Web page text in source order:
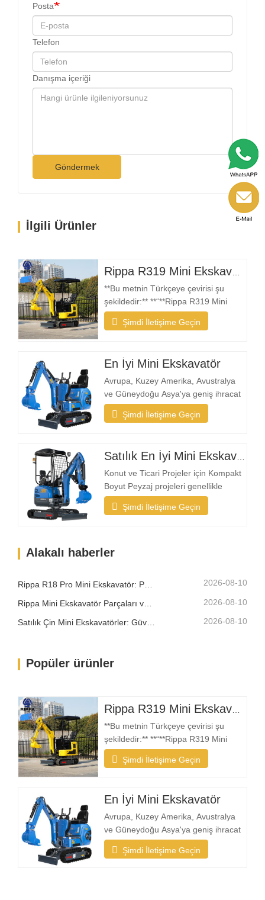
Posta
Telefon
Danışma içeriği
Göndermek
İlgili Ürünler
Rippa R319 Mini Ekskavatör – 1 Ton Kompakt Ekskavatör
**Bu metnin Türkçeye çevirisi şu
şekildedir:** **“**Rippa R319 Mini
Ekskavatör, güvenilir, kompakt ve
kullanımı kolay bir makineye ihtiyaç
çiftçi veya kiralama şirketi olun, R319,
dar alanlarda projeleri verimli bir…
Şimdi İletişime Geçin
En İyi Mini Ekskavatör
Avrupa, Kuzey Amerika, Avustralya
ve Güneydoğu Asya'ya geniş ihracat
deneyimine sahip bir üretici olarak
Rippa, özellikle arka bahçe ve hafif iş
arttığını görüyor Bir Mini Ekskavatörü
Konut Kullanımı İçin İdeal Kılan
Nedir? Kompakt…
Şimdi İletişime Geçin
Satılık En İyi Mini Ekskavatör
Konut ve Ticari Projeler için Kompakt
Boyut Peyzaj projeleri genellikle
bahçeler, avlular, kaldırımlar, parklar
ve konut mülkleri gibi sınırlı alanlarda
olmalı, aynı zamanda güvenilir kazma
Şimdi İletişime Geçin
Alakalı haberler
2026-08-10
2026-08-10
2026-08-10
Popüler ürünler
**Bu metnin Türkçeye çevirisi şu
şekildedir:** **“**Rippa R319 Mini
Ekskavatör, güvenilir, kompakt ve
kullanımı kolay bir makineye ihtiyaç
çiftçi veya kiralama şirketi olun, R319,
dar alanlarda projeleri verimli bir
Şimdi İletişime Geçin
En İyi Mini Ekskavatör
Avrupa, Kuzey Amerika, Avustralya
ve Güneydoğu Asya'ya geniş ihracat
deneyimine sahip bir üretici olarak
Rippa, özellikle arka bahçe ve hafif iş
Şimdi İletişime Geçin